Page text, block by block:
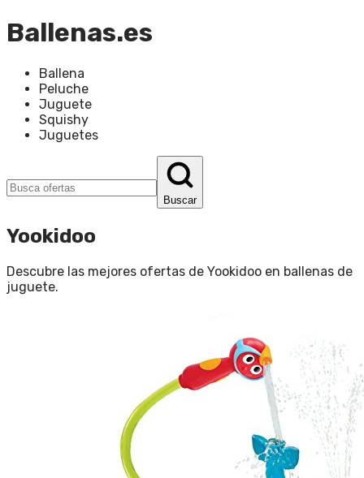
Ballenas.es
Ballena
Peluche
Juguete
Squishy
Juguetes
Buscar
Yookidoo
Descubre las mejores ofertas de Yookidoo en ballenas de
juguete.